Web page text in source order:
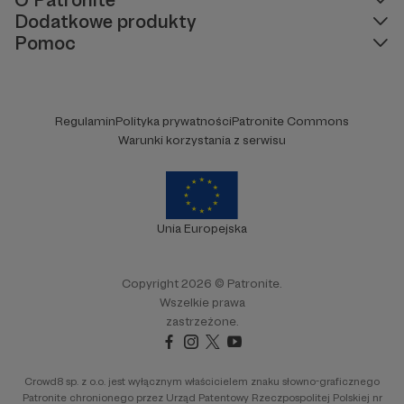
Dodatkowe produkty
Pomoc
RegulaminPolityka prywatnościPatronite Commons
Warunki korzystania z serwisu
Unia Europejska
Copyright 2026 © Patronite.
Wszelkie prawa
zastrzeżone.
Crowd8 sp. z o.o. jest wyłącznym właścicielem znaku słowno-graficznego
Patronite chronionego przez Urząd Patentowy Rzeczpospolitej Polskiej nr